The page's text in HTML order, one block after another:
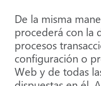
De la misma
procederá con la
procesos
configuración o
Web y de todas